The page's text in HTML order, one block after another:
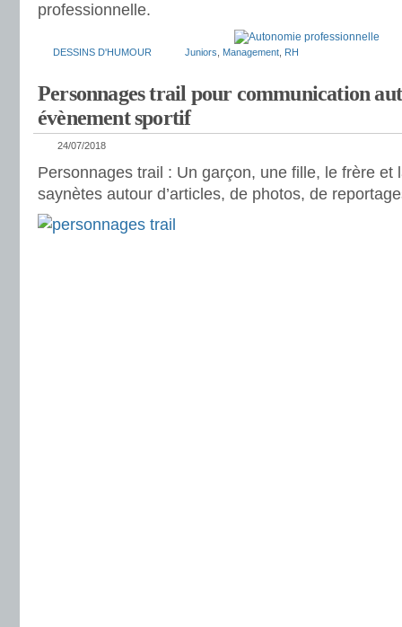
professionnelle.
DESSINS D'HUMOUR Juniors Management RH
Personnages trail pour communication
évènement sportif
24/07/2018
Personnages trail : Un garçon, une fille, le frère
saynètes autour d’articles, de photos, de